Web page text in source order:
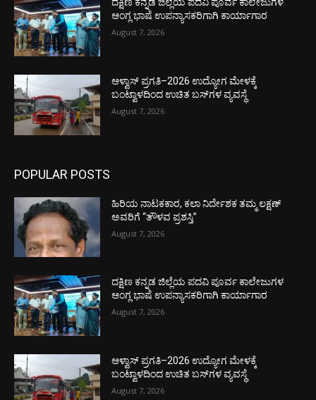
ದಕ್ಷಿಣ ಕನ್ನಡ ಜಿಲ್ಲೆಯ ಪದವಿ ಪೂರ್ವ ಕಾಲೇಜುಗಳ
ಆಂಗ್ಲ ಭಾಷೆ ಉಪನ್ಯಾಸಕರಿಗಾಗಿ ಕಾರ್ಯಾಗಾರ
August 7, 2026
ಆಳ್ವಾಸ್ ಪ್ರಗತಿ–2026 ಉದ್ಯೋಗ ಮೇಳಕ್ಕೆ
ಬಂಟ್ವಾಳದಿಂದ ಉಚಿತ ಬಸ್‌ಗಳ ವ್ಯವಸ್ಥೆ
August 7, 2026
POPULAR POSTS
ಹಿರಿಯ ನಾಟಕಕಾರ, ಕಲಾ ನಿರ್ದೇಶಕ ತಮ್ಮ ಲಕ್ಷಣ್
ಅವರಿಗೆ “ತೌಳವ ಪ್ರಶಸ್ತಿ”
August 7, 2026
ದಕ್ಷಿಣ ಕನ್ನಡ ಜಿಲ್ಲೆಯ ಪದವಿ ಪೂರ್ವ ಕಾಲೇಜುಗಳ
ಆಂಗ್ಲ ಭಾಷೆ ಉಪನ್ಯಾಸಕರಿಗಾಗಿ ಕಾರ್ಯಾಗಾರ
August 7, 2026
ಆಳ್ವಾಸ್ ಪ್ರಗತಿ–2026 ಉದ್ಯೋಗ ಮೇಳಕ್ಕೆ
ಬಂಟ್ವಾಳದಿಂದ ಉಚಿತ ಬಸ್‌ಗಳ ವ್ಯವಸ್ಥೆ
August 7, 2026